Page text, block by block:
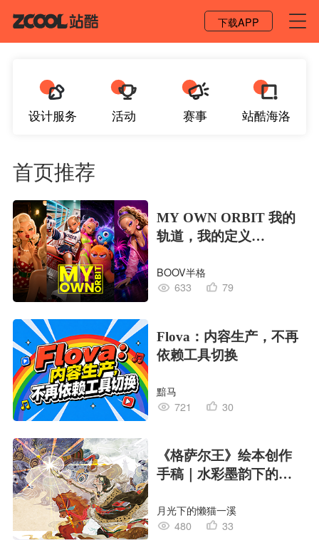
下载APP
设计服务 活动 赛事 站酷海洛
首页推荐
MY OWN ORBIT 我的
轨道，我的定义
对
BOOV半格
633
79
Flova：内容生产，不再
依赖工具切换
黯马
721
30
《格萨尔王》绘本创作
手稿｜水彩墨韵下的史
月光下的懒猫一溪
480
33